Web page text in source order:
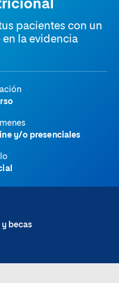
pacientes con un
la evidencia
y/o presenciales
becas